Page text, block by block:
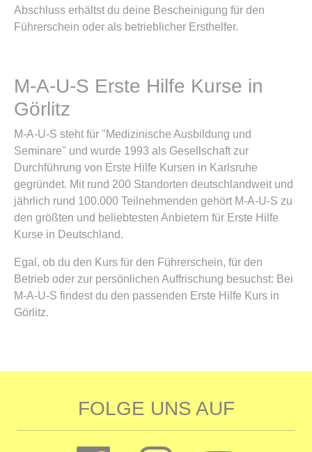
Abschluss erhältst du deine Bescheinigung für den
Führerschein oder als betrieblicher Ersthelfer.
M-A-U-S Erste Hilfe Kurse in
Görlitz
M-A-U-S steht für "Medizinische Ausbildung und
Seminare" und wurde 1993 als Gesellschaft zur
Durchführung von Erste Hilfe Kursen in Karlsruhe
gegründet. Mit rund 200 Standorten deutschlandweit und
jährlich rund 100.000 Teilnehmenden gehört M-A-U-S zu
den größten und beliebtesten Anbietern für Erste Hilfe
Kurse in Deutschland.
Egal, ob du den Kurs für den Führerschein, für den
Betrieb oder zur persönlichen Auffrischung besuchst: Bei
M-A-U-S findest du den passenden Erste Hilfe Kurs in
Görlitz.
FOLGE UNS AUF